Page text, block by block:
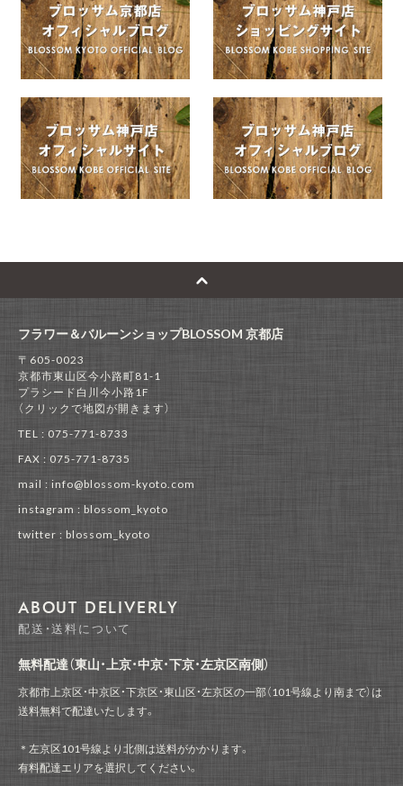
フラワー＆バルーンショップBLOSSOM 京都店
〒605-0023
京都市東山区今小路町81-1
プラシード白川今小路1F
（クリックで地図が開きます）
TEL : 075-771-8733
FAX : 075-771-8735
mail : info@blossom-kyoto.com
instagram : blossom_kyoto
twitter : blossom_kyoto
ABOUT DELIVERLY
配送・送料について
無料配達（東山・上京・中京・下京・左京区南側）
京都市上京区・中京区・下京区・東山区・左京区の一部（101号線より南まで）は
送料無料で配達いたします。
＊左京区101号線より北側は送料がかかります。
有料配達エリアを選択してください。